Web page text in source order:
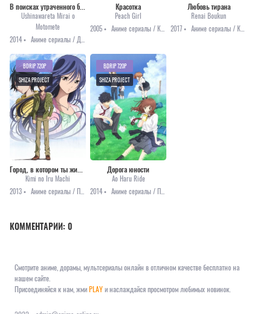
Ushinawareta Mirai o
Motomete
2014 •
Красотка
Peach Girl
2005 •
Любовь тирана
Renai Boukun
2017 •
Город, в котором ты живёшь [ТВ]
Kimi no Iru Machi
2013 •
Аниме сериалы / Повседневность / Романтика
BDRIP 720P
SHIZA PROJECT
Дорога юности
Ao Haru Ride
2014 •
Аниме сериалы / Повседневность / Романтика / Сёдзё
BDRIP 720P
SHIZA PROJECT
КОММЕНТАРИИ: 0
Смотрите аниме, дорамы, мультсериалы онлайн в отличном качестве бесплатно на
нашем сайте.
Присоединяйся к нам, жмиPLAYи наслаждайся просмотром любимых новинок.